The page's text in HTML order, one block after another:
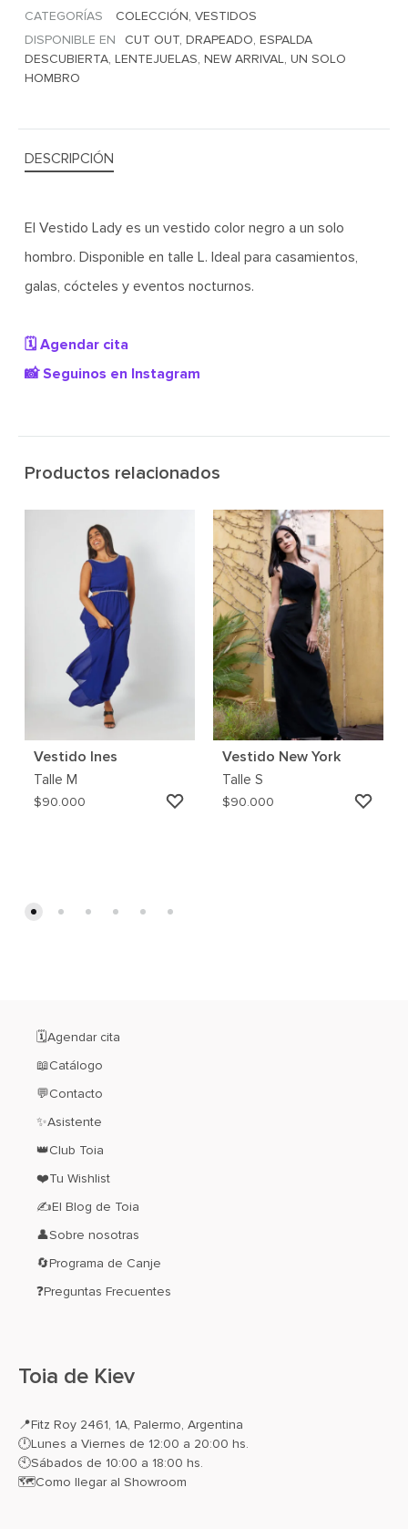
CATEGORÍAS COLECCIÓN, VESTIDOS
DISPONIBLE EN
CUT OUT, DRAPEADO, ESPALDA
DESCUBIERTA, LENTEJUELAS, NEW ARRIVAL, UN SOLO
HOMBRO
DESCRIPCIÓN
El Vestido Lady es un vestido color negro a un solo
hombro. Disponible en talle L. Ideal para casamientos,
galas, cócteles y eventos nocturnos.
🗓️ Agendar cita
📸 Seguinos en Instagram
Productos relacionados
Vestido Ines
Talle M
$90.000
AGREGAR
Vestido New York
Talle S
$90.000
🗓️Agendar cita
📖Catálogo
💬Contacto
✨Asistente
👑Club Toia
❤️Tu Wishlist
✍El Blog de Toia
👤Sobre nosotras
🔄Programa de Canje
❓Preguntas Frecuentes
Toia de Kiev
📍Fitz Roy 2461, 1A, Palermo, Argentina
🕛Lunes a Viernes de 12:00 a 20:00 hs.
🕙Sábados de 10:00 a 18:00 hs.
🗺️Como llegar al Showroom